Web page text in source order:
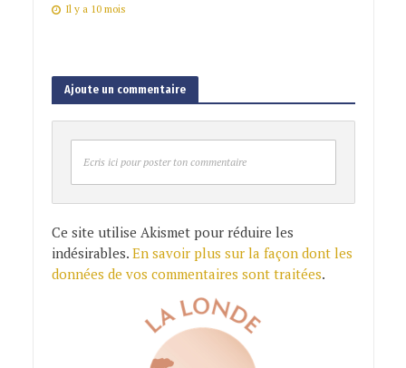
Il y a 10 mois
Ajoute un commentaire
Ecris ici pour poster ton commentaire
Ce site utilise Akismet pour réduire les
indésirables. En savoir plus sur la façon dont les
données de vos commentaires sont traitées.